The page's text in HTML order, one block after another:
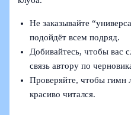
Не заказывайте
подойдёт всем подряд.
Добивайтесь, чтобы вас
связь автору по
Проверяйте, чтобы гимн
красиво читался.